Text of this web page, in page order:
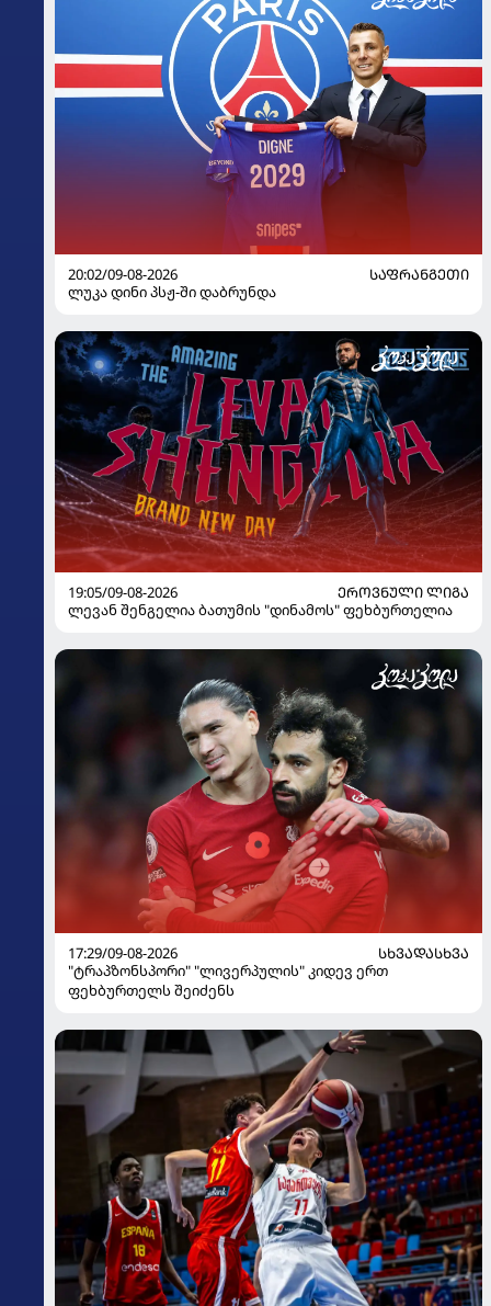
20:02/09-08-2026
ᲡᲐᲤᲠᲐᲜᲒᲔᲗᲘ
ლუკა დინი პსჟ-ში დაბრუნდა
19:05/09-08-2026
ᲔᲠᲝᲕᲜᲣᲚᲘ ᲚᲘᲒᲐ
ლევან შენგელია ბათუმის "დინამოს" ფეხბურთელია
17:29/09-08-2026
ᲡᲮᲕᲐᲓᲐᲡᲮᲕᲐ
"ტრაპზონსპორი" "ლივერპულის" კიდევ ერთ
ფეხბურთელს შეიძენს